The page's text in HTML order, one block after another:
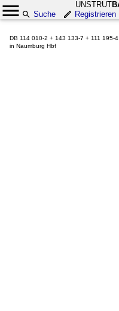
UNSTRUT
Suche
Registrieren
DB 114 010-2 + 143 133-7 + 111 195-
in Naumburg Hbf